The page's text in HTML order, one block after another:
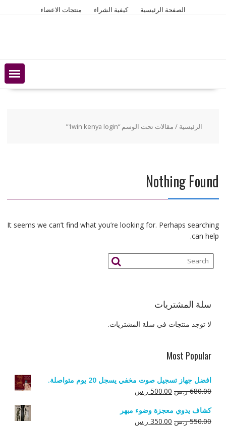
الصفحة الرئيسية كيفية الشراء منتجات الاعضاء
الرئيسية / مقالات تحت الوسم “1win kenya login”
Nothing Found
It seems we can’t find what you’re looking for. Perhaps searching
can help.
سلة المشتريات
لا توجد منتجات في سلة المشتريات.
Most Popular
افضل جهاز تسجيل صوت مخفي يسجل 20 يوم متواصلة.
680.00 ر.س السعر
هو:
680.00 ر.س.
500.00 ر.سالسعر
هو:
500.00 ر.س.
كشاف يدوي معجزة وضوء مبهر
550.00 ر.س السعر
350.00 ر.سالسعر